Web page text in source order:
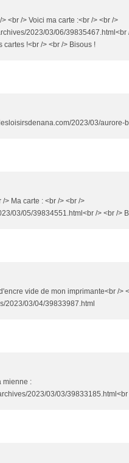
<br /> Voici ma carte :<br /> <br />
2023/03/06/39835467.html<br
!<br /> <br /> Bisous !
2023/03/aurore-
> Ma carte : <br /> <br />
03/05/39834551.html<br /> <br />
vide de mon imprimante<br />
2023/03/04/39833987.html
mienne :
2023/03/03/39833185.html<br